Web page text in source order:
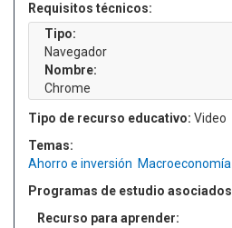
Requisitos técnicos:
Tipo:
Navegador
Nombre:
Chrome
Tipo de recurso educativo: Video
Temas:
Ahorro e inversión Macroeconomía
Programas de estudio asociados
Recurso para aprender: